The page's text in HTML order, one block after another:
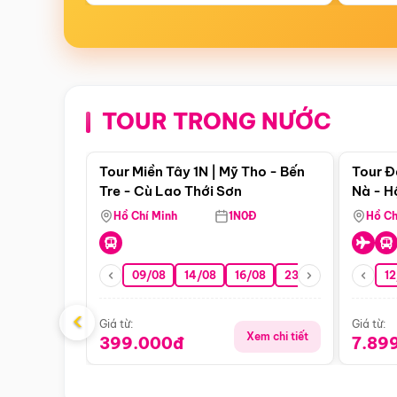
TOUR TRONG NƯỚC
Điểm nổi bật
Tour Miền Tây 1N | Mỹ Tho - Bến
Tre - Cù Lao Thới Sơn
Hồ Chí Minh 1N0Đ
09/08 14/08 16/08 23/08 30/08
Giá từ:
399.000đ Xem chi tiết
Tour
Nà -
Nha
Hồ
Giá từ:
‹